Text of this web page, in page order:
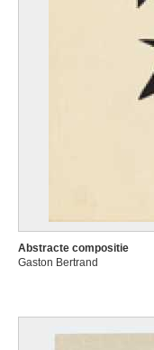
Abstracte compositie
Gaston Bertrand